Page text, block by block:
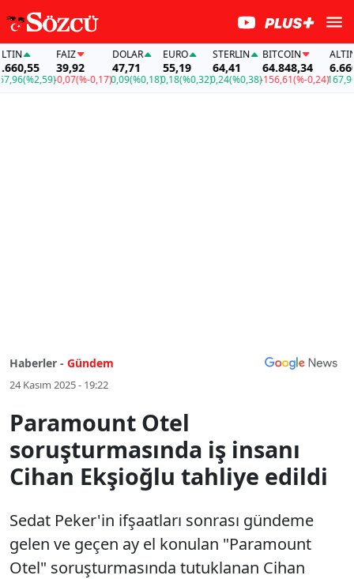
(%2,59)
FAİZ
39,92
-0,07(%-0,17)
DOLAR
47,71
0,09(%0,18)
EURO
55,19
0,18(%0,32)
STERLIN
64,41
0,24(%0,38)
BITCOIN
64.848,34
-156,61(%-0,24)
ALTIN
167,96
Haberler - Gündem
24 Kasım 2025 - 19:22
Paramount Otel
soruşturmasında iş insanı
Cihan Ekşioğlu tahliye edildi
Sedat Peker'in ifşaatları sonrası gündeme
gelen ve geçen ay el konulan "Paramount
Otel" soruşturmasında tutuklanan Cihan